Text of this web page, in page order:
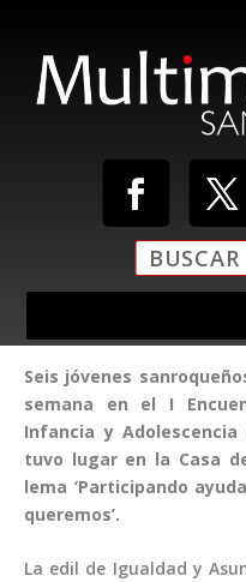
Seis jóvenes
semana en el I
Infancia y
tuvo lugar en la Casa
lema ‘Participando
queremos’.
La edil de Igualdad y